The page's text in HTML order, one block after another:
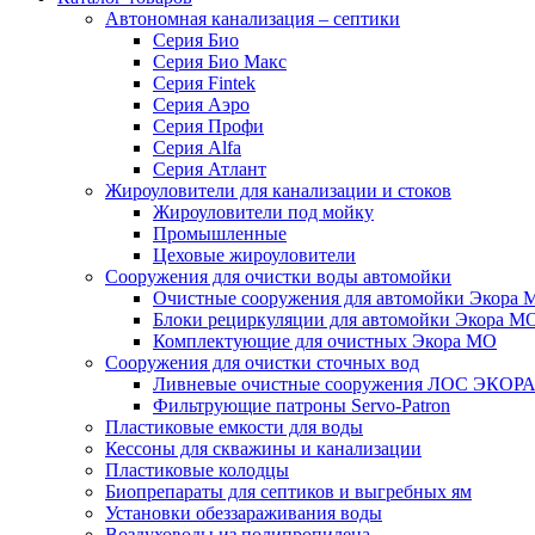
Автономная канализация – септики
Серия Био
Серия Био Макс
Серия Fintek
Серия Аэро
Серия Профи
Серия Alfa
Серия Атлант
Жироуловители для канализации и стоков
Жироуловители под мойку
Промышленные
Цеховые жироуловители
Сооружения для очистки воды автомойки
Очистные сооружения для автомойки Экора
Блоки рециркуляции для автомойки Экора
Комплектующие для очистных Экора МО
Сооружения для очистки сточных вод
Ливневые очистные сооружения ЛОС ЭКОРА
Фильтрующие патроны Servo-Patron
Пластиковые емкости для воды
Кессоны для скважины и канализации
Пластиковые колодцы
Биопрепараты для септиков и выгребных ям
Установки обеззараживания воды